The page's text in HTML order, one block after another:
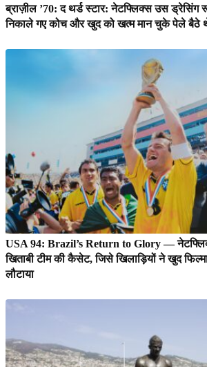
ब्राज़ील ’70: द थर्ड स्टार: नेटफ्लिक्स उस ड्रेसिंग
निकाले गए कोच और खुद को खत्म मान चुके पेले बैठे
USA 94: Brazil’s Return to Glory —
खिताबी टीम की कैसेट, जिसे खिलाड़ियों ने खुद
लौटाया